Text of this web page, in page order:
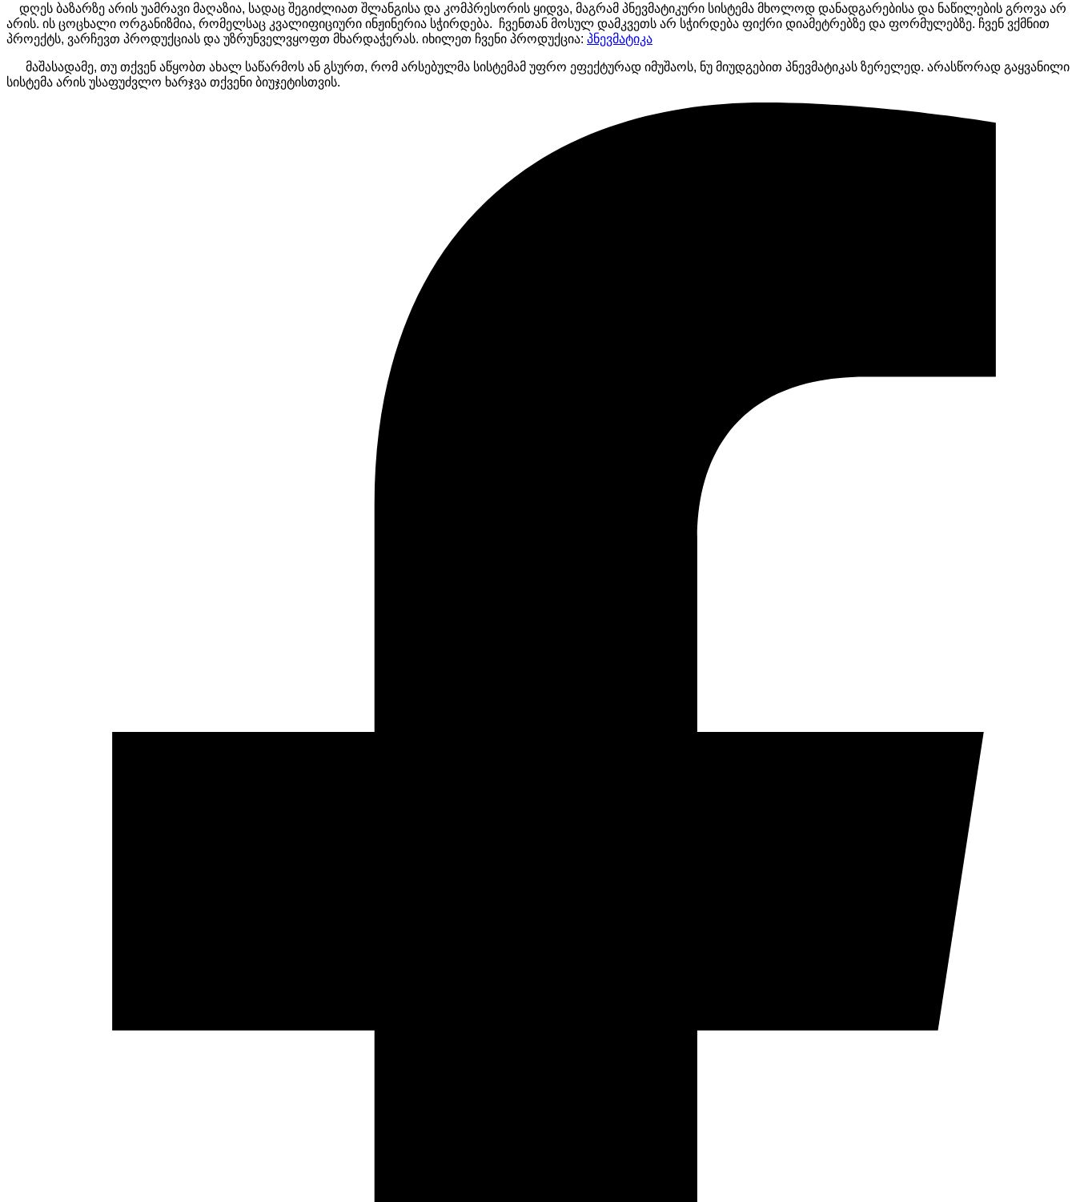
დღეს ბაზარზე არის უამრავი მაღაზია, სადაც შეგიძლიათ შლანგისა და კომპრესორის ყიდვა, მაგრამ პნევმატიკური სისტემა მხოლოდ დანადგარებისა და ნაწილების გროვა არ
არის. ის ცოცხალი ორგანიზმია, რომელსაც კვალიფიციური ინჟინერია სჭირდება. ჩვენთან მოსულ დამკვეთს არ სჭირდება ფიქრი დიამეტრებზე და ფორმულებზე. ჩვენ ვქმნით
პროექტს, ვარჩევთ პროდუქციას და უზრუნველვყოფთ მხარდაჭერას. იხილეთ ჩვენი პროდუქცია: პნევმატიკა
მაშასადამე, თუ თქვენ აწყობთ ახალ საწარმოს ან გსურთ, რომ არსებულმა სისტემამ უფრო ეფექტურად იმუშაოს, ნუ მიუდგებით პნევმატიკას ზერელედ. არასწორად გაყვანილი
სისტემა არის უსაფუძვლო ხარჯვა თქვენი ბიუჯეტისთვის.